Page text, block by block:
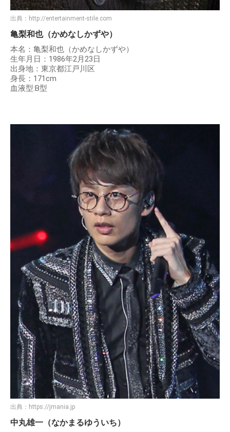
出典： http://entertainment-stile.com
亀梨和也（かめなしかずや）
本名：亀梨和也（かめなしかずや）
生年月日：1986年2月23日
出身地：東京都江戸川区
身長：171cm
血液型:B型
出典： https://jmania.jp
中丸雄一（なかまるゆういち）